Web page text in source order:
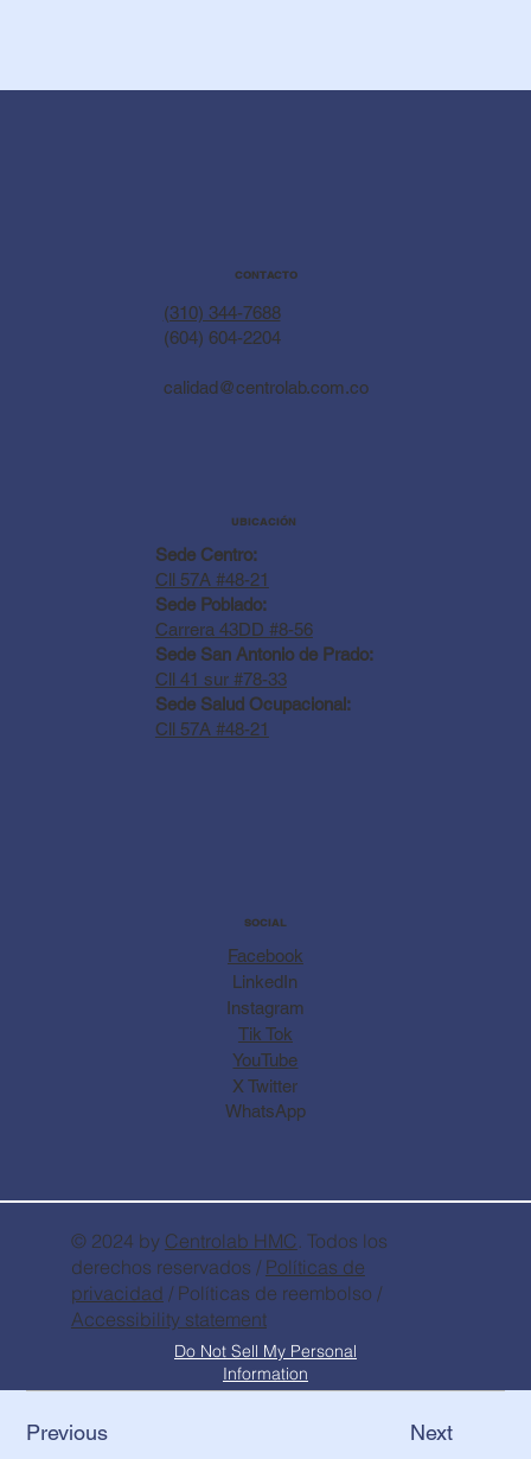
Previous Next
CONTACTO
(310) 344-7688
(604) 604-2204
calidad@centrolab.com.co
UBICACIÓN
Sede Centro:
Cll 57A #48-21
Sede Poblado:
Carrera 43DD #8-56
Sede San Antonio de Prado:
Cll 41 sur #78-33
Sede Salud Ocupacional:
Cll 57A #48-21
SOCIAL
Facebook
Instagram
LinkedIn
Tik Tok
YouTube
X Twitter
WhatsApp
Do Not Sell My Personal
Information
© 2024 by Centrolab HMC . Todos los
derechos reservados / Políticas de
privacidad / Políticas de reembolso /
Accessibility statement